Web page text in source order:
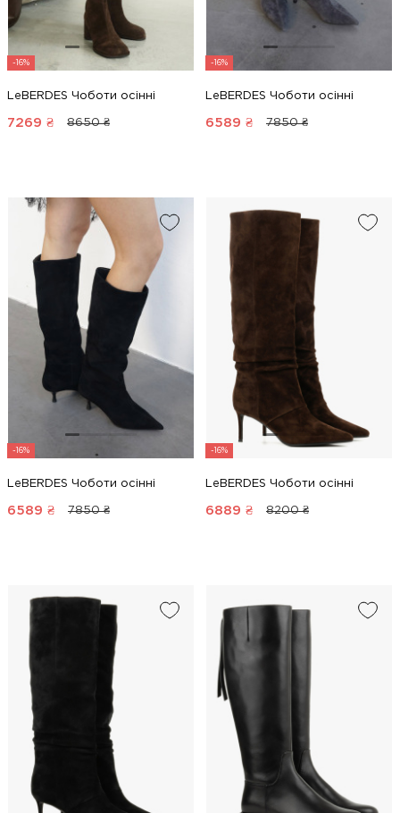
-16%
LeBERDES Чоботи осінні
7269 ₴ 8650 ₴
-16%
LeBERDES Чоботи осінні
6589 ₴ 7850 ₴
-16%
LeBERDES Чоботи осінні
6589 ₴ 7850 ₴
-16%
LeBERDES Чоботи осінні
6889 ₴ 8200 ₴